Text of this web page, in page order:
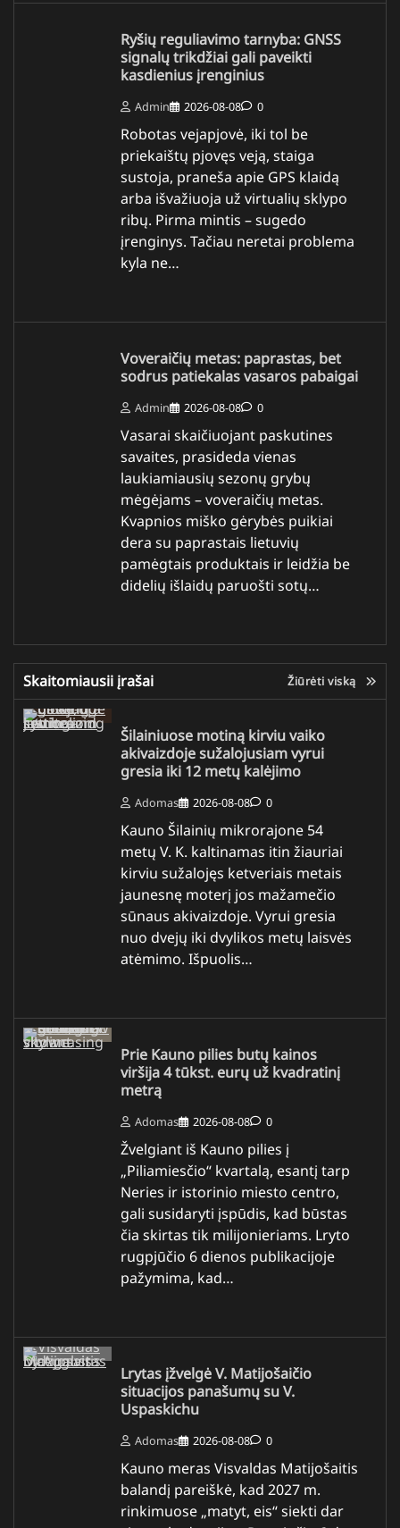
Ryšių reguliavimo tarnyba: GNSS
signalų trikdžiai gali paveikti
kasdienius įrenginius
Admin 2026-08-08 0
Robotas vejapjovė, iki tol be
priekaištų pjovęs veją, staiga
sustoja, praneša apie GPS klaidą
arba išvažiuoja už virtualių sklypo
ribų. Pirma mintis – sugedo
įrenginys. Tačiau neretai problema
kyla ne…
Voveraičių metas: paprastas, bet
sodrus patiekalas vasaros pabaigai
Admin 2026-08-08 0
Vasarai skaičiuojant paskutines
savaites, prasideda vienas
laukiamiausių sezonų grybų
mėgėjams – voveraičių metas.
Kvapnios miško gėrybės puikiai
dera su paprastais lietuvių
pamėgtais produktais ir leidžia be
didelių išlaidų paruošti sotų…
Skaitomiausii įrašai Žiūrėti viską
Šilainiuose motiną kirviu vaiko
akivaizdoje sužalojusiam vyrui
gresia iki 12 metų kalėjimo
Adomas 2026-08-08 0
Kauno Šilainių mikrorajone 54
metų V. K. kaltinamas itin žiauriai
kirviu sužalojęs ketveriais metais
jaunesnę moterį jos mažamečio
sūnaus akivaizdoje. Vyrui gresia
nuo dvejų iki dvylikos metų laisvės
atėmimo. Išpuolis…
Prie Kauno pilies butų kainos
viršija 4 tūkst. eurų už kvadratinį
metrą
Adomas 2026-08-08 0
Žvelgiant iš Kauno pilies į
„Piliamiesčio“ kvartalą, esantį tarp
Neries ir istorinio miesto centro,
gali susidaryti įspūdis, kad būstas
čia skirtas tik milijonieriams. Lryto
rugpjūčio 6 dienos publikacijoje
pažymima, kad…
Lrytas įžvelgė V. Matijošaičio
situacijos panašumų su V.
Uspaskichu
Adomas 2026-08-08 0
Kauno meras Visvaldas Matijošaitis
balandį pareiškė, kad 2027 m.
rinkimuose „matyt, eis“ siekti dar